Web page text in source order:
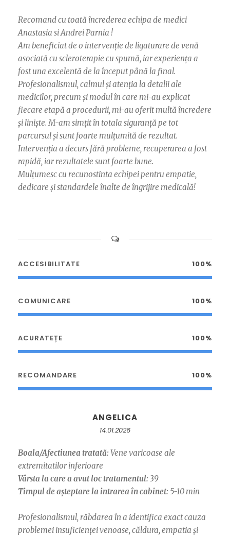
Recomand cu toată încrederea echipa de medici
Anastasia si Andrei Parnia !
Am beneficiat de o intervenție de ligaturare de venă
asociată cu scleroterapie cu spumă, iar experiența a
fost una excelentă de la început până la final.
Profesionalismul, calmul și atenția la detalii ale
medicilor, precum și modul în care mi-au explicat
fiecare etapă a procedurii, mi-au oferit multă încredere
și liniște. M-am simțit în totala siguranță pe tot
parcursul și sunt foarte mulțumită de rezultat.
Intervenția a decurs fără probleme, recuperarea a fost
rapidă, iar rezultatele sunt foarte bune.
Mulțumesc cu recunostinta echipei pentru empatie,
dedicare și standardele înalte de îngrijire medicală!
ACCESIBILITATE 100%
COMUNICARE 100%
ACURATEȚE 100%
RECOMANDARE 100%
ANGELICA
14.01.2026
Boala/Afectiunea tratată: Vene varicoase ale
extremitatilor inferioare
Vârsta la care a avut loc tratamentul: 39
Timpul de așteptare la intrarea în cabinet: 5-10 min
Profesionalismul, răbdarea în a identifica exact cauza
problemei insuficienței venoase, căldura, empatia și